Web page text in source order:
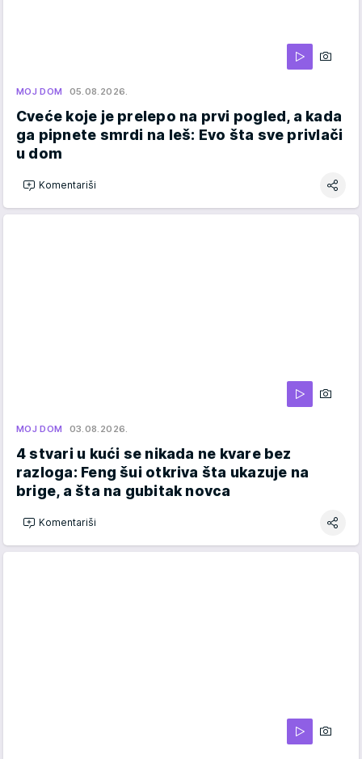
MOJ DOM 05.08.2026.
Cveće koje je prelepo na prvi pogled, a kada
ga pipnete smrdi na leš: Evo šta sve privlači
u dom
Komentariši
MOJ DOM 03.08.2026.
4 stvari u kući se nikada ne kvare bez
razloga: Feng šui otkriva šta ukazuje na
brige, a šta na gubitak novca
Komentariši